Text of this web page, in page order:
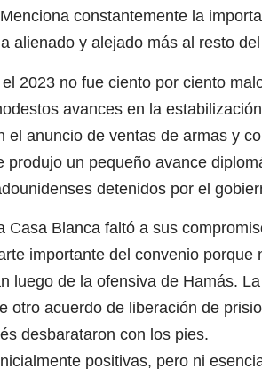
constantemente la
alienado y alejado más al resto
2023 no fue ciento por ciento
avances en la
el anuncio de ventas de armas y
produjo un pequeño avance
detenidos por el
Casa Blanca faltó a sus
importante del convenio
luego de la ofensiva de Hamás.
otro acuerdo de liberación de
desbarataron con los pies.
positivas, pero ni